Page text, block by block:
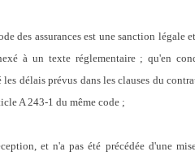
des assurances est une sanction légale
à un texte réglementaire ; qu'en
délais prévus dans les clauses du
A 243-1 du même code ;
et n'a pas été précédée d'une